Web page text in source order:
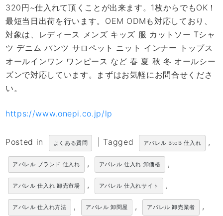
320円~仕入れて頂くことが出来ます。1枚からでもOK！
最短当日出荷を行います。OEM ODMも対応しており、
対象は、レディース メンズ キッズ 服 カットソー Tシャ
ツ デニム パンツ サロペット ニット インナー トップス
オールインワン ワンピース など 春 夏 秋 冬 オールシー
ズンで対応しています。まずはお気軽にお問合せくださ
い。
https://www.onepi.co.jp/lp
Posted in よくある質問 Tagged アパレル BtoB 仕入れ ,
アパレル ブランド 仕入れ , アパレル 仕入れ 卸価格 ,
アパレル 仕入れ 卸売市場 , アパレル 仕入れサイト ,
アパレル 仕入れ方法 , アパレル 卸問屋 , アパレル 卸売業者 ,